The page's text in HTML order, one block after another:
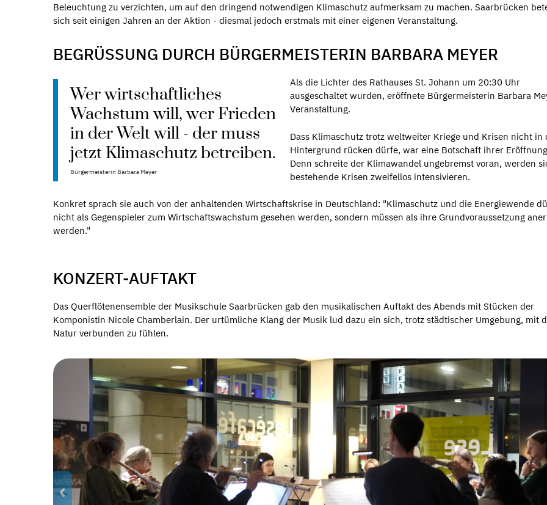
Beleuchtung zu verzichten, um auf den dringend notwendigen Klimaschutz aufmerksam zu machen. Saarbrücken
sich seit einigen Jahren an der Aktion - diesmal jedoch erstmals mit einer eigenen Veranstaltung.
BEGRÜSSUNG DURCH BÜRGERMEISTERIN BARBARA MEYER
Wer wirtschaftliches
Wachstum will, wer Frieden
in der Welt will - der muss
jetzt Klimaschutz betreiben.
Bürgermeisterin Barbara Meyer
Als die Lichter des Rathauses St. Johann um 20:30 Uhr
ausgeschaltet wurden, eröffnete Bürgermeisterin Barbara
Veranstaltung.
Dass Klimaschutz trotz weltweiter Kriege und Krisen nicht in
Hintergrund rücken dürfe, war eine Botschaft ihrer
Denn schreite der Klimawandel ungebremst voran, werden
bestehende Krisen zweifellos intensivieren.
Konkret sprach sie auch von der anhaltenden Wirtschaftskrise in Deutschland: "Klimaschutz und die Energiewende
nicht als Gegenspieler zum Wirtschaftswachstum gesehen werden, sondern müssen als ihre Grundvoraussetzung
werden."
KONZERT-AUFTAKT
Das Querflötenensemble der Musikschule Saarbrücken gab den musikalischen Auftakt des Abends mit Stücken der
Komponistin Nicole Chamberlain. Der urtümliche Klang der Musik lud dazu ein sich, trotz städtischer Umgebung, mit
Natur verbunden zu fühlen.
‹